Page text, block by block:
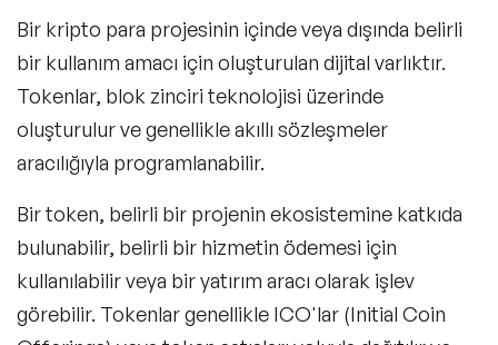
Bir kripto para projesinin içinde veya dışında belirli
bir kullanım amacı için oluşturulan dijital varlıktır.
Tokenlar, blok zinciri teknolojisi üzerinde
oluşturulur ve genellikle akıllı sözleşmeler
aracılığıyla programlanabilir.
Bir token, belirli bir projenin ekosistemine katkıda
bulunabilir, belirli bir hizmetin ödemesi için
kullanılabilir veya bir yatırım aracı olarak işlev
görebilir. Tokenlar genellikle ICO'lar (Initial Coin